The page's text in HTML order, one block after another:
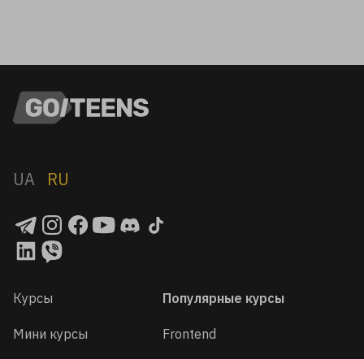
UA RU
Курсы
Мини курсы
Популярные курсы
Frontend